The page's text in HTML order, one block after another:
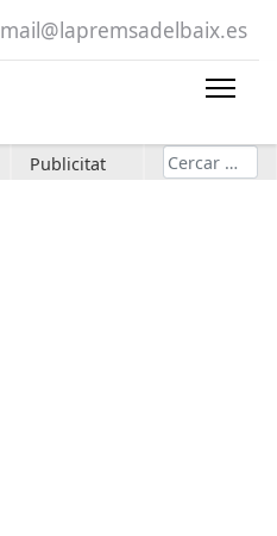
mail@lapremsadelbaix.es
Publicitat Cerca